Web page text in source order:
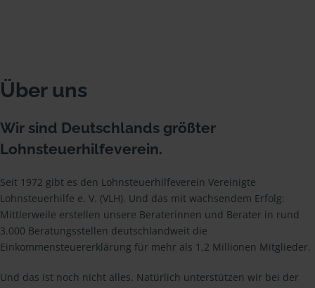
Über uns
Wir sind Deutschlands größter
Lohnsteuerhilfeverein.
Seit 1972 gibt es den Lohnsteuerhilfeverein Vereinigte
Lohnsteuerhilfe e. V. (VLH). Und das mit wachsendem Erfolg:
Mittlerweile erstellen unsere Beraterinnen und Berater in rund
3.000 Beratungsstellen deutschlandweit die
Einkommensteuererklärung für mehr als 1,2 Millionen Mitglieder.
Und das ist noch nicht alles. Natürlich unterstützen wir bei der